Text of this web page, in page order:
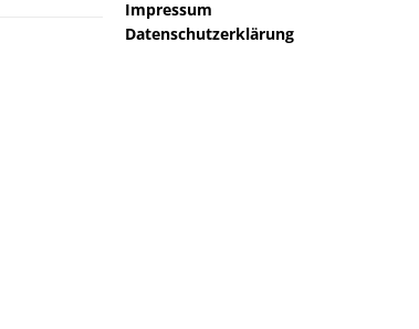
Impressum
Datenschutzerklärung